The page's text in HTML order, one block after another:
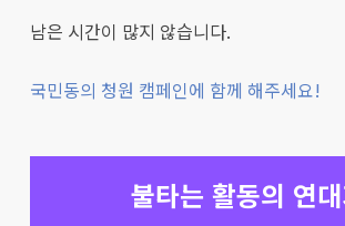
남은 시간이 많지 않습니다.
국민동의 청원 캠페인에 함께 해주세요!
불타는 활동의 연